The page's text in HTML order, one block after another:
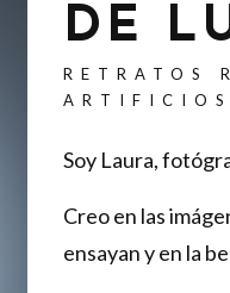
DE
RETRATOS
Soy Laura,
Creo en las
ensayan y en la